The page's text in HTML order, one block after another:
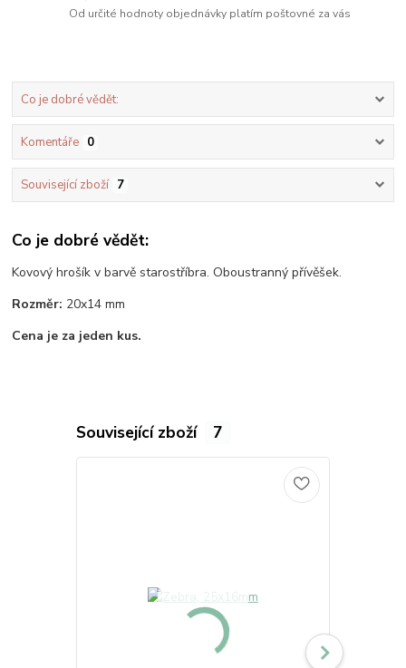
Od určité hodnoty objednávky platím poštovné za vás
Co je dobré vědět:
Komentáře 0
Související zboží 7
Co je dobré vědět:
Kovový hrošík v barvě starostříbra. Oboustranný přívěšek.
Rozměr: 20x14 mm
Cena je za jeden kus.
Související zboží 7